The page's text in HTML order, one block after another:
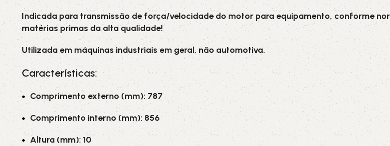
PL SPA SPB SPC
XPA XPB XPZ ZX
Indicada para transmissão de força/velocidade do motor para equipamento, conforme
matérias primas da alta qualidade!
Utilizada em máquinas industriais em geral, não automotiva.
Características:
Comprimento externo (mm): 787
Comprimento interno (mm): 856
Altura (mm): 10